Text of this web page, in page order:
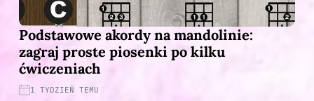
Podstawowe akordy na mandolinie:
zagraj proste piosenki po kilku
ćwiczeniach
1 TYDZIEŃ TEMU